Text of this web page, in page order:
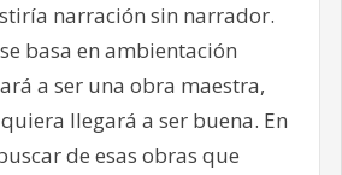
narración sin narrador.
basa en ambientación
a ser una obra maestra,
llegará a ser buena. En
de esas obras que